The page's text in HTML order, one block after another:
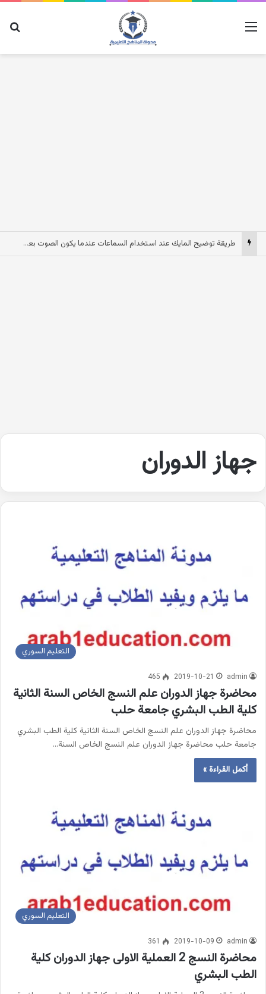
القائمة
طريقة توضيح المايك عند استخدام السماعات عندما يكون الصوت بعيد وقت المكالمات
جهاز الدوران
التعليم السوري
admin
2019-10-21
465
محاضرة جهاز الدوران علم النسج الخاص السنة الثانية
كلية الطب البشري جامعة حلب
محاضرة جهاز الدوران علم النسج الخاص السنة الثانية كلية الطب البشري
جامعة حلب محاضرة جهاز الدوران علم النسج الخاص السنة…
أكمل القراءة »
التعليم السوري
admin
2019-10-09
361
محاضرة النسج 2 العملية الاولى جهاز الدوران كلية
الطب البشري